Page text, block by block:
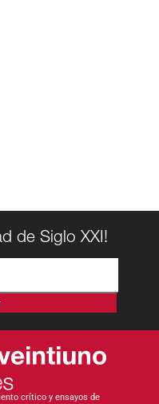
de Siglo XXI!
crítico y ensayos de